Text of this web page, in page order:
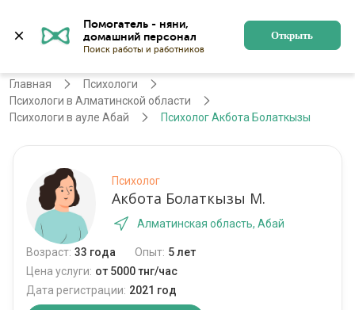
Помогатель - няни,
Поиск работы и работников
Открыть
Алматы Регистрация
Главная
Психологи
Психологи в Алматинской области
Психологи в ауле Абай
Психолог Акбота Болаткызы
Психолог
Акбота Болаткызы М.
Алматинская область, Абай
Возраст: 33 года Опыт: 5 лет
Цена услуги: от 5000 тнг/час
Дата регистрации: 2021 год